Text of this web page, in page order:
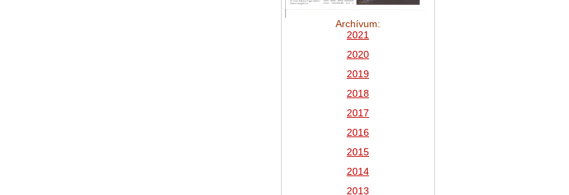
Archívum:
2021
2020
2019
2018
2017
2016
2015
2014
2013